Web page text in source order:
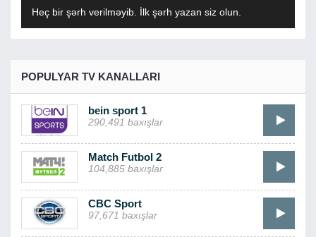
Heç bir şərh verilməyib. İlk şərh yazan siz olun.
POPULYAR TV KANALLARI
bein sport 1
290,491 baxışlar
Match Futbol 2
104,885 baxışlar
CBC Sport
97,671 baxışlar